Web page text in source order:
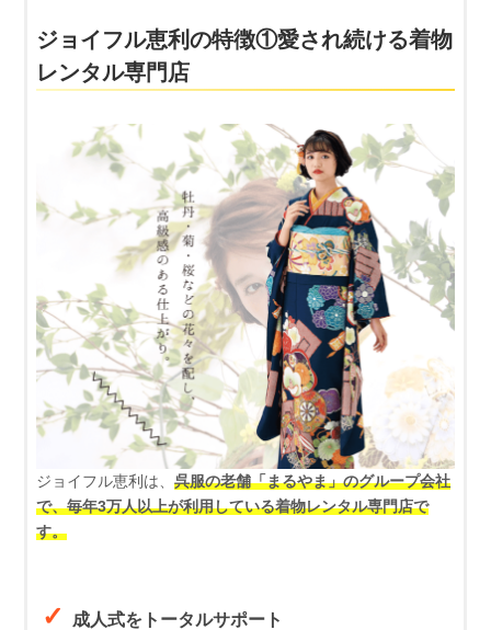
ジョイフル恵利の特徴①愛され続ける着物
レンタル専門店
ジョイフル恵利は、 呉服の老舗「まるやま」のグループ会社
で、毎年3万人以上が利用している着物レンタル専門店で
す。
成人式をトータルサポート